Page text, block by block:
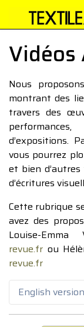
Nous
montrant des
travers des
d’expositions.
vous pourrez
et bien
d’écritures
Cette rubrique
avez des
Louise-
revue.fr ou
revue.fr
English version